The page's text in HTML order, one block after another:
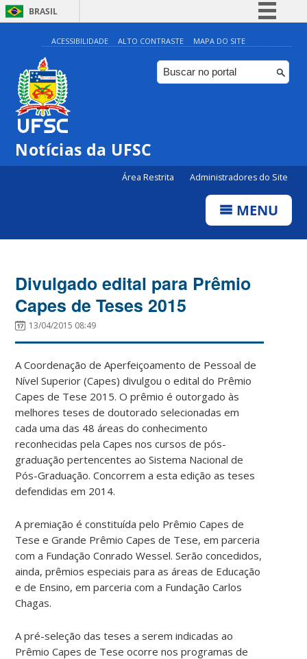
BRASIL
Simplifique!
Comunica BR
Participe
ACESSIBILIDADE ALTO CONTRASTE MAPA DO SITE
Notícias da UFSC
Área Restrita Administradores do Site
MENU
Divulgado edital para Prêmio
Capes de Teses 2015
13/04/2015 08:49
A Coordenação de Aperfeiçoamento de Pessoal de
Nível Superior (Capes) divulgou o edital do Prêmio
Capes de Tese 2015. O prêmio é outorgado às
melhores teses de doutorado selecionadas em
cada uma das 48 áreas do conhecimento
reconhecidas pela Capes nos cursos de pós-
graduação pertencentes ao Sistema Nacional de
Pós-Graduação. Concorrem a esta edição as teses
defendidas em 2014.
A premiação é constituída pelo Prêmio Capes de
Tese e Grande Prêmio Capes de Tese, em parceria
com a Fundação Conrado Wessel. Serão concedidos,
ainda, prêmios especiais para as áreas de Educação
e de Ensino, em parceria com a Fundação Carlos
Chagas.
A pré-seleção das teses a serem indicadas ao
Prêmio Capes de Tese ocorre nos programas de